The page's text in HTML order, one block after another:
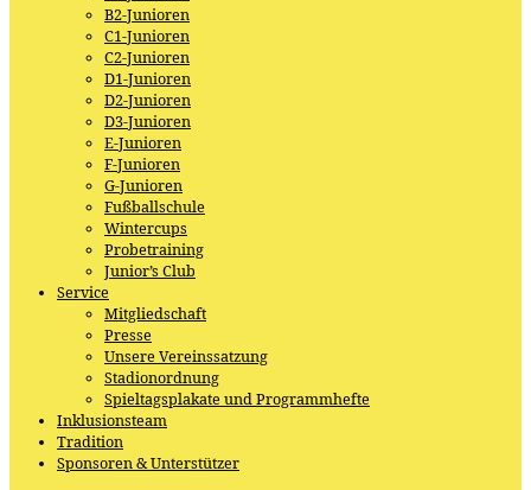
B2-Junioren
C1-Junioren
C2-Junioren
D1-Junioren
D2-Junioren
D3-Junioren
E-Junioren
F-Junioren
G-Junioren
Fußballschule
Wintercups
Probetraining
Junior’s Club
Service
Mitgliedschaft
Presse
Unsere Vereinssatzung
Stadionordnung
Spieltagsplakate und Programmhefte
Inklusionsteam
Tradition
Sponsoren & Unterstützer